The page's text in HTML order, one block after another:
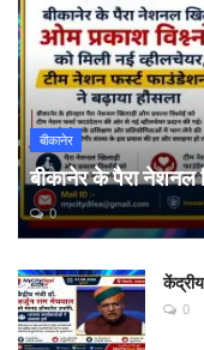
बीकानेर
बीकानेर के पैरा नेशनल
0
0